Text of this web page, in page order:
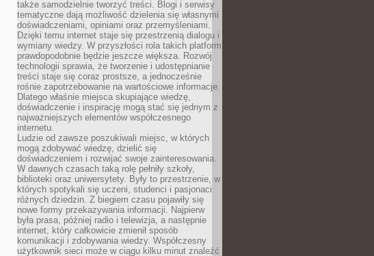
także samodzielnie tworzyć treści. Blogi i serwisy
tematyczne dają możliwość dzielenia się własnymi
doświadczeniami, opiniami oraz przemyśleniami.
Dzięki temu internet staje się przestrzenią dialogu i
wymiany wiedzy. W przyszłości rola takich platform
prawdopodobnie będzie jeszcze większa. Rozwój
technologii sprawia, że tworzenie i udostępnianie
treści staje się coraz prostsze, a jednocześnie
rośnie zapotrzebowanie na wartościowe informacje.
Dlatego właśnie miejsca skupiające wiedzę,
doświadczenie i inspirację mogą stać się jednym z
najważniejszych elementów współczesnego
internetu.
Ludzie od zawsze poszukiwali miejsc, w których
mogą zdobywać wiedzę, dzielić się
doświadczeniem i rozwijać swoje zainteresowania.
W dawnych czasach taką rolę pełniły szkoły,
biblioteki oraz uniwersytety. Były to przestrzenie, w
których spotykali się uczeni, studenci i pasjonaci
różnych dziedzin. Z biegiem czasu pojawiły się
nowe formy przekazywania informacji. Najpierw
była prasa, później radio i telewizja, a następnie
internet, który całkowicie zmienił sposób
komunikacji i zdobywania wiedzy. Współczesny
użytkownik sieci może w ciągu kilku minut znaleźć